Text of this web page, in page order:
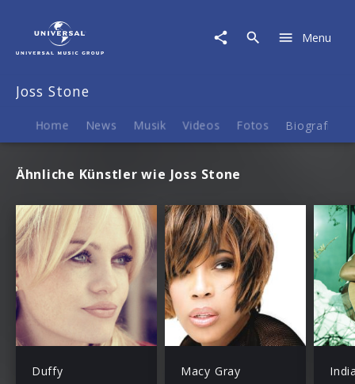
Termine
Menu
Joss Stone
Home News Musik Videos Fotos Biografie
Ähnliche Künstler wie Joss Stone
Duffy Macy Gray